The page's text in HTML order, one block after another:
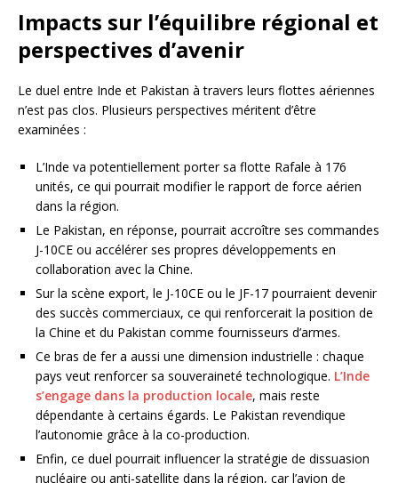
Impacts sur l’équilibre régional et
perspectives d’avenir
Le duel entre Inde et Pakistan à travers leurs flottes aériennes
n’est pas clos. Plusieurs perspectives méritent d’être
examinées :
L’Inde va potentiellement porter sa flotte Rafale à 176
unités, ce qui pourrait modifier le rapport de force aérien
dans la région.
Le Pakistan, en réponse, pourrait accroître ses commandes
J-10CE ou accélérer ses propres développements en
collaboration avec la Chine.
Sur la scène export, le J-10CE ou le JF-17 pourraient devenir
des succès commerciaux, ce qui renforcerait la position de
la Chine et du Pakistan comme fournisseurs d’armes.
Ce bras de fer a aussi une dimension industrielle : chaque
pays veut renforcer sa souveraineté technologique. L’Inde
s’engage dans la production locale, mais reste
dépendante à certains égards. Le Pakistan revendique
l’autonomie grâce à la co-production.
Enfin, ce duel pourrait influencer la stratégie de dissuasion
nucléaire ou anti-satellite dans la région, car l’avion de